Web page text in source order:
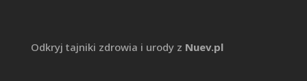
Odkryj tajniki zdrowia i urody z Nuev.pl